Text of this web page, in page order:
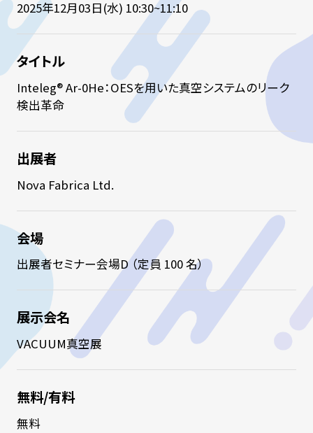
2025年12月03日(水) 10:30~11:10
タイトル
Inteleg® Ar-0He：OESを用いた真空システムのリーク
検出革命
出展者
Nova Fabrica Ltd.
会場
出展者セミナー会場D （定員 100 名）
展示会名
VACUUM真空展
無料/有料
無料